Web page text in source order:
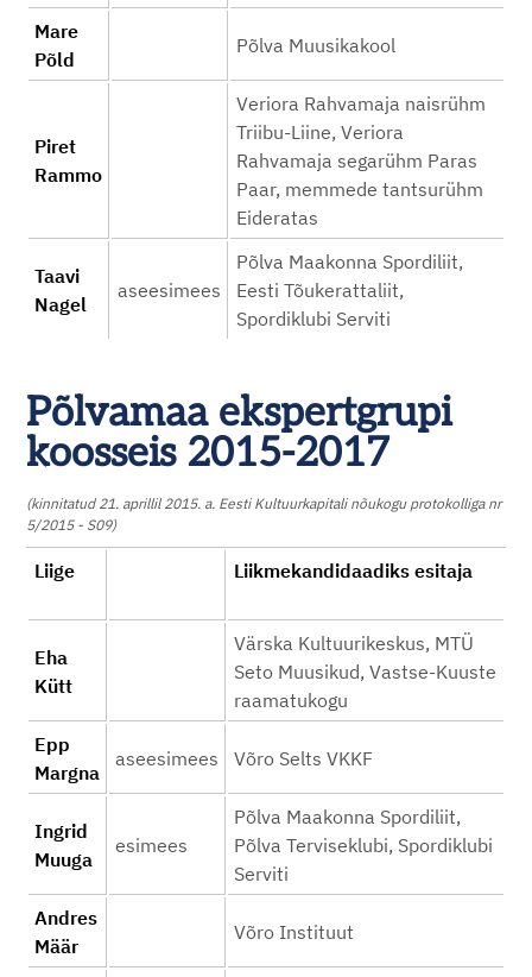
Mare
Põld
Põlva Muusikakool
Piret
Rammo
Veriora Rahvamaja naisrühm
Triibu-Liine, Veriora
Rahvamaja segarühm Paras
Paar, memmede tantsurühm
Eideratas
Taavi
Nagel
aseesimees
Põlva Maakonna Spordiliit,
Eesti Tõukerattaliit,
Spordiklubi Serviti
Põlvamaa ekspertgrupi
koosseis 2015-2017
(kinnitatud 21. aprillil 2015. a. Eesti Kultuurkapitali nõukogu protokolliga nr
5/2015 - S09)
Liige Liikmekandidaadiks esitaja
Eha
Kütt
Värska Kultuurikeskus, MTÜ
Seto Muusikud, Vastse-Kuuste
raamatukogu
Epp
Margna
aseesimees Võro Selts VKKF
Ingrid
Muuga
esimees
Põlva Maakonna Spordiliit,
Põlva Terviseklubi, Spordiklubi
Serviti
Andres
Määr
Võro Instituut